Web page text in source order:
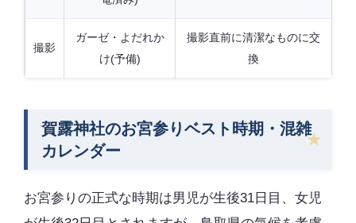
撮影
ガーゼ・よだれか
け(予備)
撮影直前に清潔なものに交
換
賀露神社のお宮参りベスト時期・混雑
カレンダー
お宮参りの正式な時期は男児が生後31日目、女児